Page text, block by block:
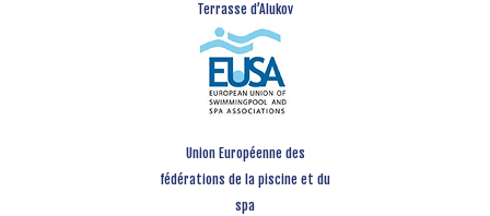
Terrasse d’Alukov
Union Européenne des
fédérations de la piscine et du
spa